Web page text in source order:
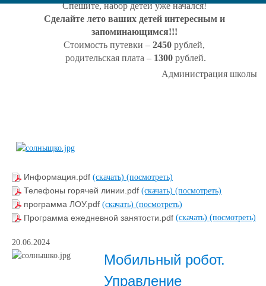
Спешите, набор детей уже начался!
Сделайте лето ваших детей интересным и
запоминающимся!!!
Стоимость путевки – 2450 рублей,
родительская плата – 1300 рублей.
Администрация школы
Информация.pdf (скачать) (посмотреть)
Телефоны горячей линии.pdf (скачать) (посмотреть)
программа ЛОУ.pdf (скачать) (посмотреть)
Программа ежедневной занятости.pdf (скачать) (посмотреть)
20.06.2024
Мобильный робот.
Управление